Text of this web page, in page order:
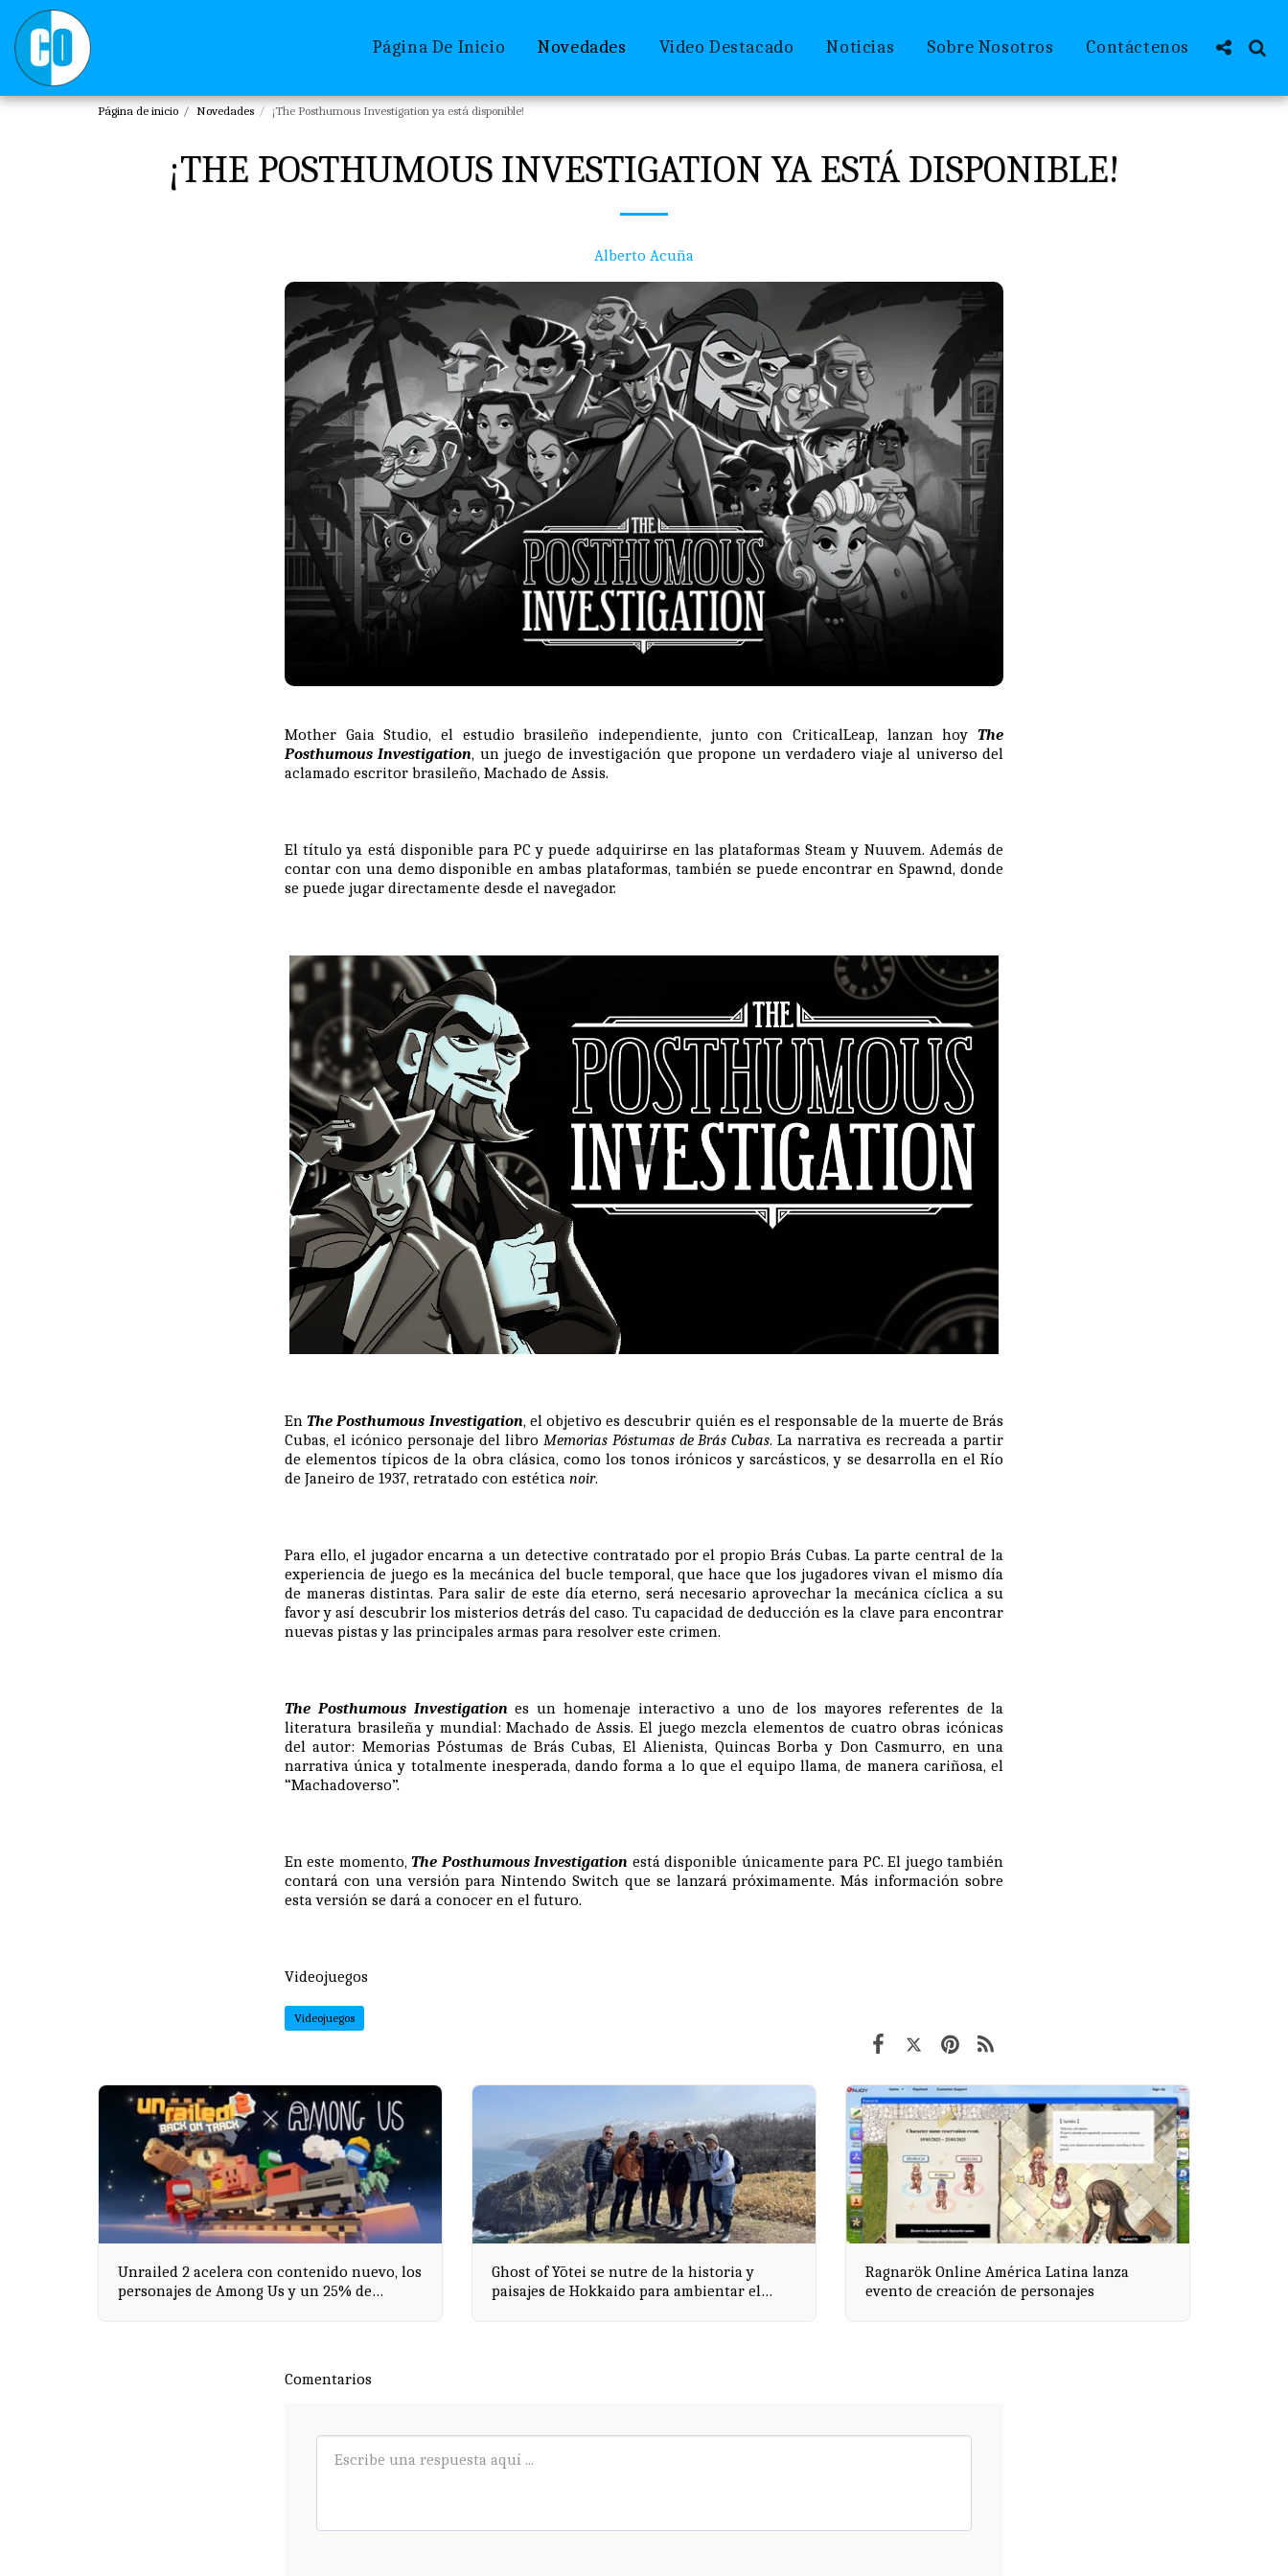
Página De Inicio Novedades Video Destacado Noticias Sobre Nosotros Contáctenos
Página de inicio Novedades ¡The Posthumous Investigation ya está disponible!
¡THE POSTHUMOUS INVESTIGATION YA ESTÁ DISPONIBLE!
Alberto Acuña
Mother Gaia Studio, el estudio brasileño independiente, junto con CriticalLeap, lanzan hoy The
Posthumous Investigation, un juego de investigación que propone un verdadero viaje al universo del
aclamado escritor brasileño, Machado de Assis.
El título ya está disponible para PC y puede adquirirse en las plataformasSteam y Nuuvem. Además de
contar con una demo disponible en ambas plataformas, también se puede encontrar enSpawnd, donde
se puede jugar directamente desde el navegador.
En The Posthumous Investigation, el objetivo es descubrir quién es el responsable de la muerte de Brás
Cubas, el icónico personaje del libro Memorias Póstumas de Brás Cubas. La narrativa es recreada a partir
de elementos típicos de la obra clásica, como los tonos irónicos y sarcásticos, y se desarrolla en el Río
de Janeiro de 1937, retratado con estética noir.
Para ello, el jugador encarna a un detective contratado por el propio Brás Cubas. La parte central de la
experiencia de juego es la mecánica del bucle temporal, que hace que los jugadores vivan el mismo día
de maneras distintas. Para salir de este día eterno, será necesario aprovechar la mecánica cíclica a su
favor y así descubrir los misterios detrás del caso. Tu capacidad de deducción es la clave para encontrar
nuevas pistas y las principales armas para resolver este crimen.
The Posthumous Investigationes un homenaje interactivo a uno de los mayores referentes de la
literatura brasileña y mundial: Machado de Assis. El juego mezcla elementos de cuatro obras icónicas
del autor: Memorias Póstumas de Brás Cubas, El Alienista, Quincas Borba y Don Casmurro, en una
narrativa única y totalmente inesperada, dando forma a lo que el equipo llama, de manera cariñosa, el
“Machadoverso”.
En este momento, The Posthumous Investigation está disponible únicamente para PC. El juego también
contará con una versión para Nintendo Switch que se lanzará próximamente. Más información sobre
esta versión se dará a conocer en el futuro.
Videojuegos
Videojuegos
Unrailed 2 acelera con contenido nuevo, los
personajes de Among Us y un 25% de
Ghost of Yōtei se nutre de la historia y
paisajes de Hokkaido para ambientar el
Ragnarök Online América Latina lanza
evento de creación de personajes
Comentarios